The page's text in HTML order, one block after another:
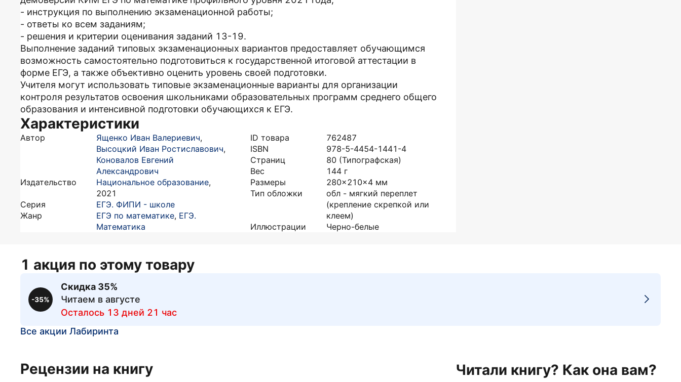
- инструкция по выполнению экзаменационной работы;
- ответы ко всем заданиям;
- решения и критерии оценивания заданий 13-19.
Выполнение заданий типовых экзаменационных вариантов предоставляет обучающимся
возможность самостоятельно подготовиться к государственной итоговой аттестации в
форме ЕГЭ, а также объективно оценить уровень своей подготовки.
Учителя могут использовать типовые экзаменационные варианты для организации
контроля результатов освоения школьниками образовательных программ среднего общего
образования и интенсивной подготовки обучающихся к ЕГЭ.
Характеристики
Автор Ященко Иван Валериевич,
Высоцкий Иван Ростиславович,
Коновалов Евгений
Александрович
Издательство
Национальное образование,
2021
Серия
ЕГЭ. ФИПИ - школе
Жанр
ЕГЭ по математике, ЕГЭ.
Математика
ID товара
762487
ISBN
978-5-4454-1441-4
Страниц
80 (Типографская)
Вес
144 г
Размеры
280x210x4 мм
Тип обложки
обл - мягкий переплет
(крепление скрепкой или
клеем)
Иллюстрации
Черно-белые
1 акция по этому товару
-35%
Скидка 35%
Читаем в августе
Осталось 13 дней 21 час
Все акции Лабиринта
Рецензии на книгу Читали книгу? Как она вам?